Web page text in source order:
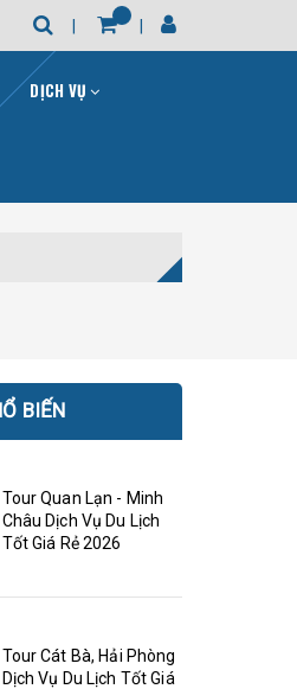
DỊCH VỤ
BIẾN
Tour Quan Lạn - Minh
Châu Dịch Vụ Du Lịch
Tốt Giá Rẻ 2026
Tour Cát Bà, Hải Phòng
Dịch Vụ Du Lịch Tốt Giá